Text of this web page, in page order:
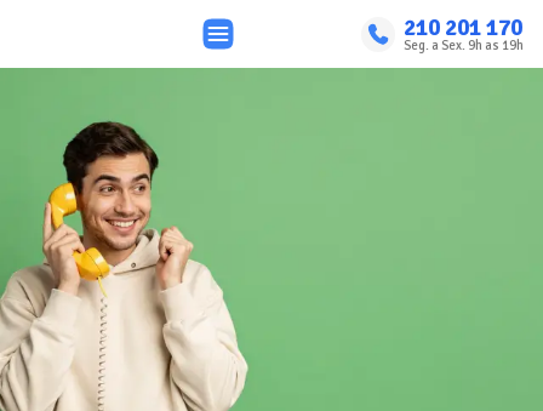
210 201 170
Seg. a Sex. 9h as 19h